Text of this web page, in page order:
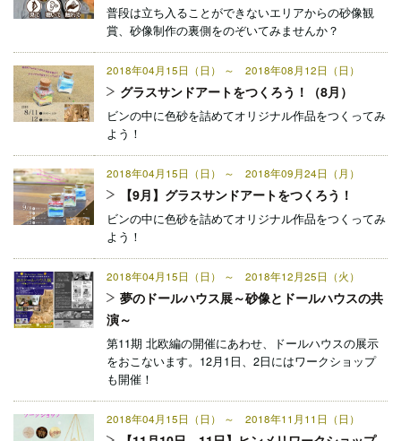
普段は立ち入ることができないエリアからの砂像観
賞、砂像制作の裏側をのぞいてみませんか？
2018年04月15日（日） ～ 2018年08月12日（日）
グラスサンドアートをつくろう！（8月）
ビンの中に色砂を詰めてオリジナル作品をつくってみ
よう！
2018年04月15日（日） ～ 2018年09月24日（月）
【9月】グラスサンドアートをつくろう！
ビンの中に色砂を詰めてオリジナル作品をつくってみ
よう！
2018年04月15日（日） ～ 2018年12月25日（火）
夢のドールハウス展～砂像とドールハウスの共
演～
第11期 北欧編の開催にあわせ、ドールハウスの展示
をおこないます。12月1日、2日にはワークショップ
も開催！
2018年04月15日（日） ～ 2018年11月11日（日）